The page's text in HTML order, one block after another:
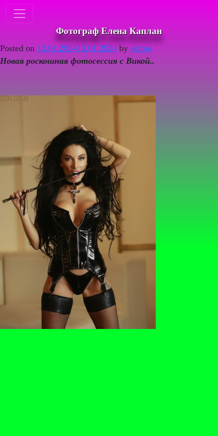
Фотограф Елена Каплан
Posted on 13.01.202413.01.2024 by esfoto
Новая роскошная фотосессия с Викой..